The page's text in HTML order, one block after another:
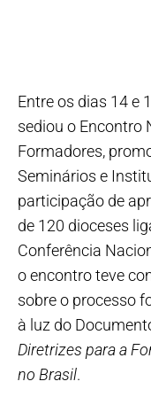
Entre os dias 14 e
sediou o Encontro
Formadores,
Seminários e
participação de
de 120 dioceses
Conferência
o encontro teve
sobre o processo
à luz do
Diretrizes para a
no Brasil.